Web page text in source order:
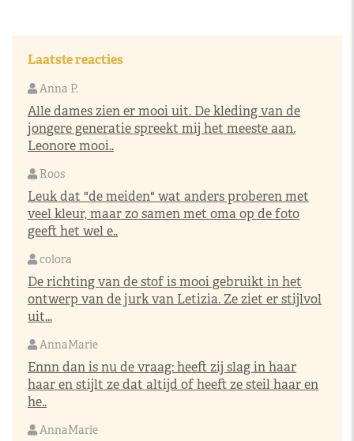
Laatste reacties
Anna P.
Alle dames zien er mooi uit. De kleding van de
jongere generatie spreekt mij het meeste aan.
Leonore mooi..
Roos
Leuk dat "de meiden" wat anders proberen met
veel kleur, maar zo samen met oma op de foto
geeft het wel e..
colora
De richting van de stof is mooi gebruikt in het
ontwerp van de jurk van Letizia. Ze ziet er stijlvol
uit...
AnnaMarie
Ennn dan is nu de vraag: heeft zij slag in haar
haar en stijlt ze dat altijd of heeft ze steil haar en
he..
AnnaMarie